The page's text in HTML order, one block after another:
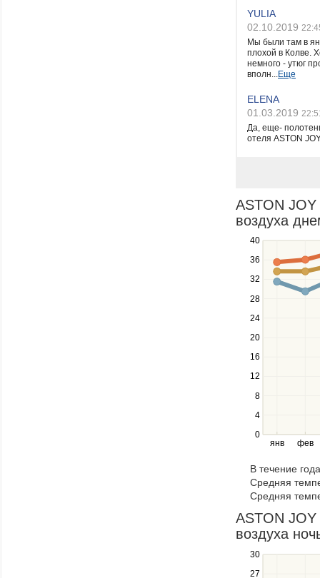
YULIA
02.10.2019
Мы были там в
плохой в Колве.
немного - утюг
вполн... Еще
ELENA
01.03.2019
Да, еще-
отеля ASTON
ASTON
воздуха
янв фев
0
4
8
12
16
20
24
28
32
36
40
Use
the
and
down
to
navigate
series.
Use
the
and
right
keys
navigate
through
items
in
a
series.
В течение
Средняя
Средняя
ASTON
воздуха
27
30
Use
the